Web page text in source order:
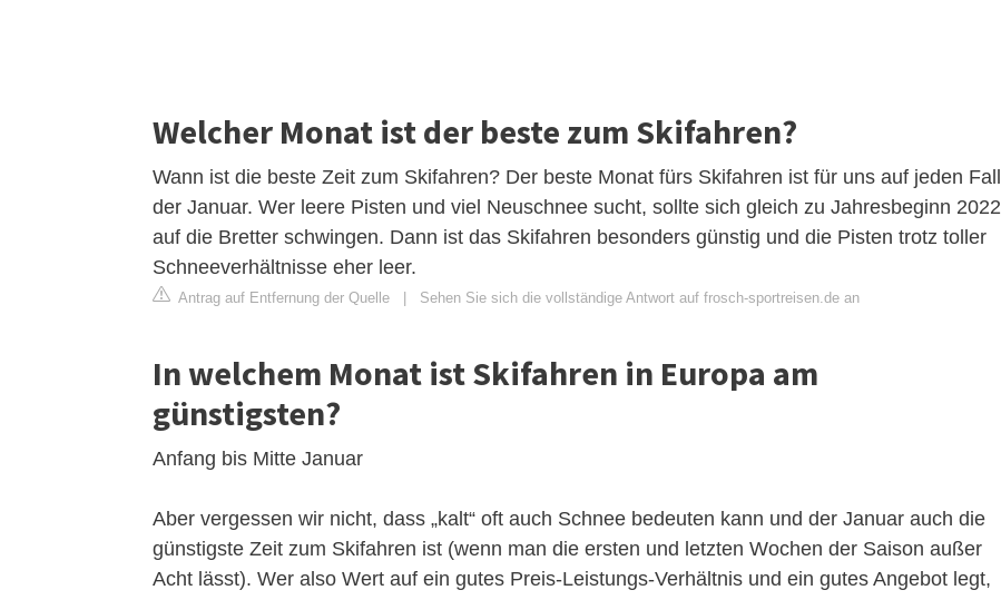
Welcher Monat ist der beste zum Skifahren?
Wann ist die beste Zeit zum Skifahren? Der beste Monat fürs Skifahren ist für uns auf jeden Fall
der Januar. Wer leere Pisten und viel Neuschnee sucht, sollte sich gleich zu Jahresbeginn 2022
auf die Bretter schwingen. Dann ist das Skifahren besonders günstig und die Pisten trotz toller
Schneeverhältnisse eher leer.
Antrag auf Entfernung der Quelle Sehen Sie sich die vollständige Antwort auf frosch-sportreisen.de an
In welchem ​​Monat ist Skifahren in Europa am
günstigsten?
Anfang bis Mitte Januar
Aber vergessen wir nicht, dass „kalt“ oft auch Schnee bedeuten kann und der Januar auch die
günstigste Zeit zum Skifahren ist (wenn man die ersten und letzten Wochen der Saison außer
Acht lässt). Wer also Wert auf ein gutes Preis-Leistungs-Verhältnis und ein gutes Angebot legt,